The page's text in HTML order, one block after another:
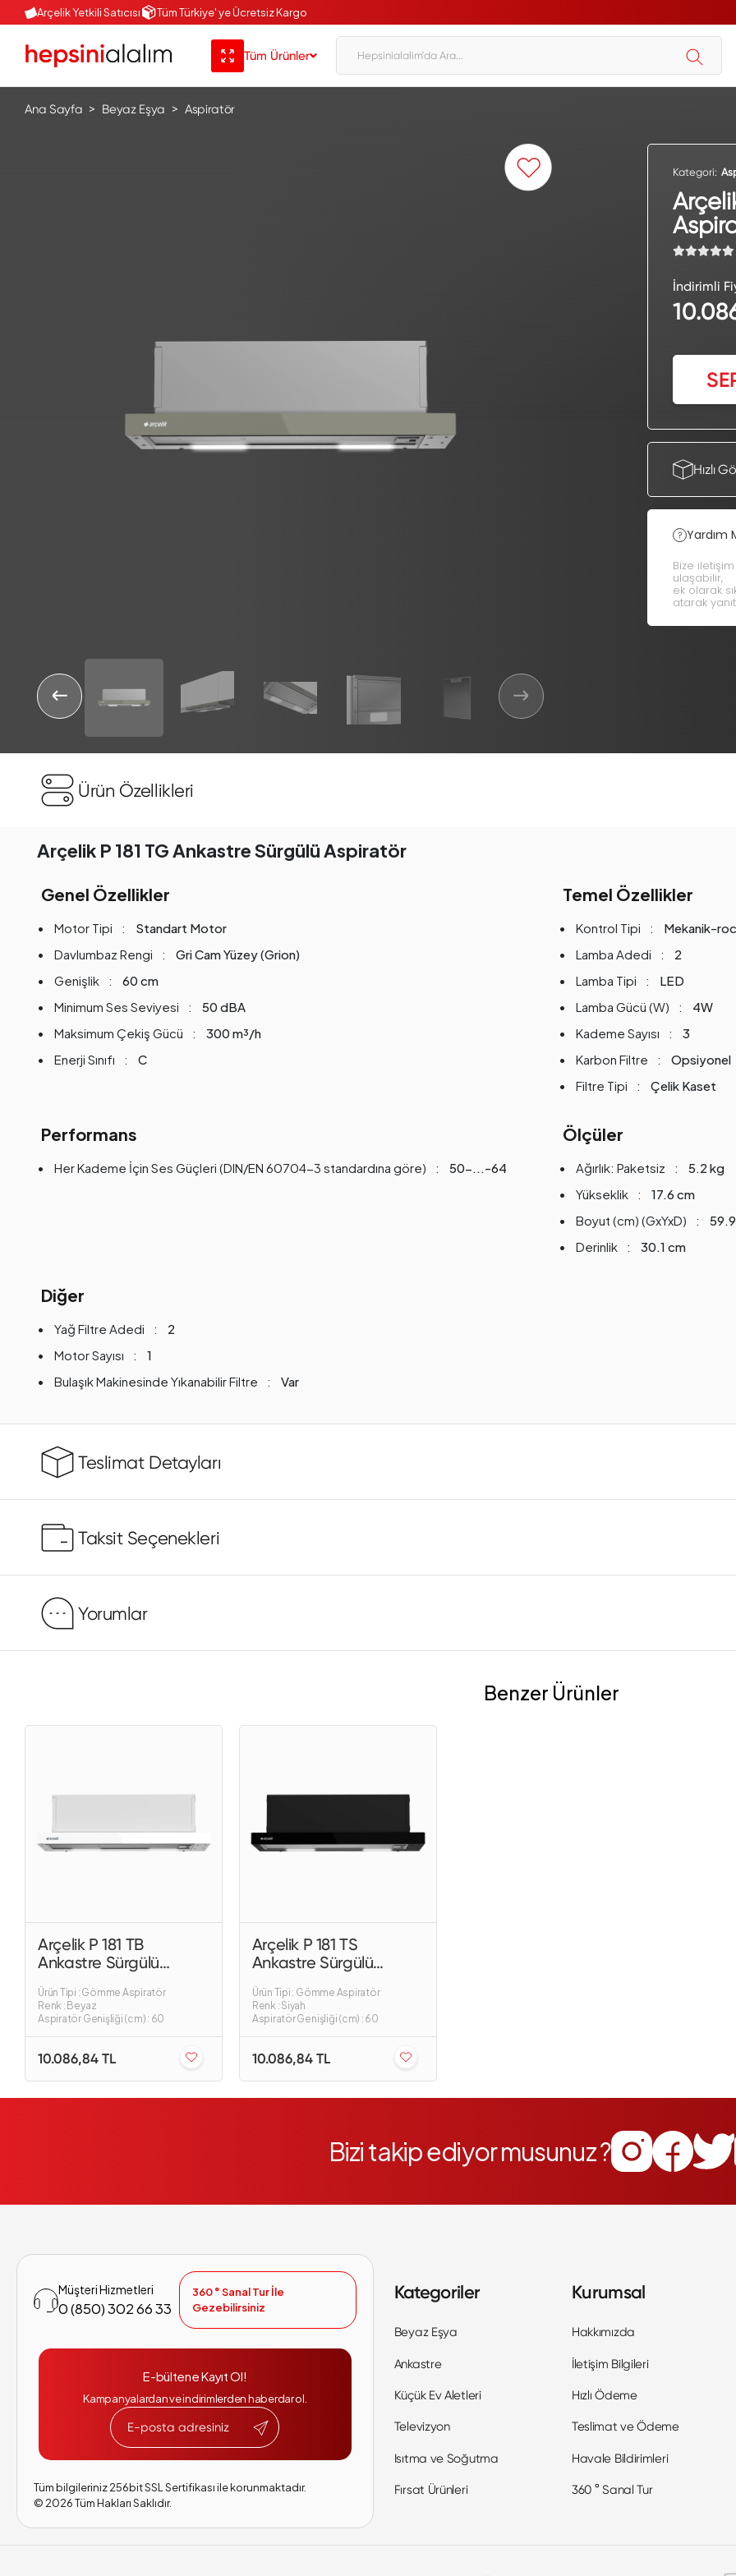
Arçelik Yetkili Satıcısı Tüm Türkiye' ye Ücretsiz Kargo
Tüm Ürünler
Ana Sayfa Beyaz Eşya Aspiratör
Kategori:
İndirimli
Hızlı
Yardım
Bize
ulaşabilir,
ek olarak
atarak
Ürün Özellikleri
Arçelik P 181 TG Ankastre Sürgülü Aspiratör
Genel Özellikler
Motor Tipi
Standart Motor
Davlumbaz Rengi
Gri Cam Yüzey (Grion)
Genişlik
60 cm
Minimum Ses Seviyesi
50 dBA
Maksimum Çekiş Gücü
300 m³/h
Enerji Sınıfı
C
Temel Özellikler
Kontrol Tipi
Mekanik-
Lamba Adedi
2
Lamba Tipi
LED
Lamba Gücü (W)
4W
Kademe Sayısı
3
Karbon Filtre
Opsiyonel
Filtre Tipi
Çelik Kaset
Performans
Her Kademe İçin Ses Güçleri (DIN/EN 60704-3 standardına göre) 50-...-64
Ölçüler
Ağırlık: Paketsiz
5.2 kg
Yükseklik
17.6 cm
Boyut (cm) (GxYxD)
Derinlik
30.1 cm
Diğer
Yağ Filtre Adedi
2
Motor Sayısı
1
Bulaşık Makinesinde Yıkanabilir Filtre
Var
Teslimat Detayları
Taksit Seçenekleri
Yorumlar
Benzer Ürünler
Arçelik P 181 TB
Ankastre Sürgülü
Ürün Tipi : Gömme Aspiratör
Renk : Beyaz
Aspiratör Genişliği (cm) : 60
10.086,84 TL
Arçelik P 181 TS
Ankastre Sürgülü
Ürün Tipi : Gömme Aspiratör
Renk : Siyah
Aspiratör Genişliği (cm) : 60
10.086,84 TL
Bizi takip ediyor musunuz ?
Müşteri Hizmetleri
0 (850) 302 66 33
360 ° Sanal Tur İle
Gezebilirsiniz
E-bültene Kayıt Ol!
Kampanyalardan ve indirimlerden haberdar ol.
Tüm bilgileriniz 256bit SSL Sertifikası ile korunmaktadır.
© 2026Tüm Hakları Saklıdır.
Kategoriler
Beyaz Eşya
Ankastre
Küçük Ev Aletleri
Televizyon
Isıtma ve Soğutma
Fırsat Ürünleri
Kurumsal
Hakkımızda
İletişim Bilgileri
Hızlı Ödeme
Teslimat ve Ödeme
Havale Bildirimleri
360 ° Sanal Tur